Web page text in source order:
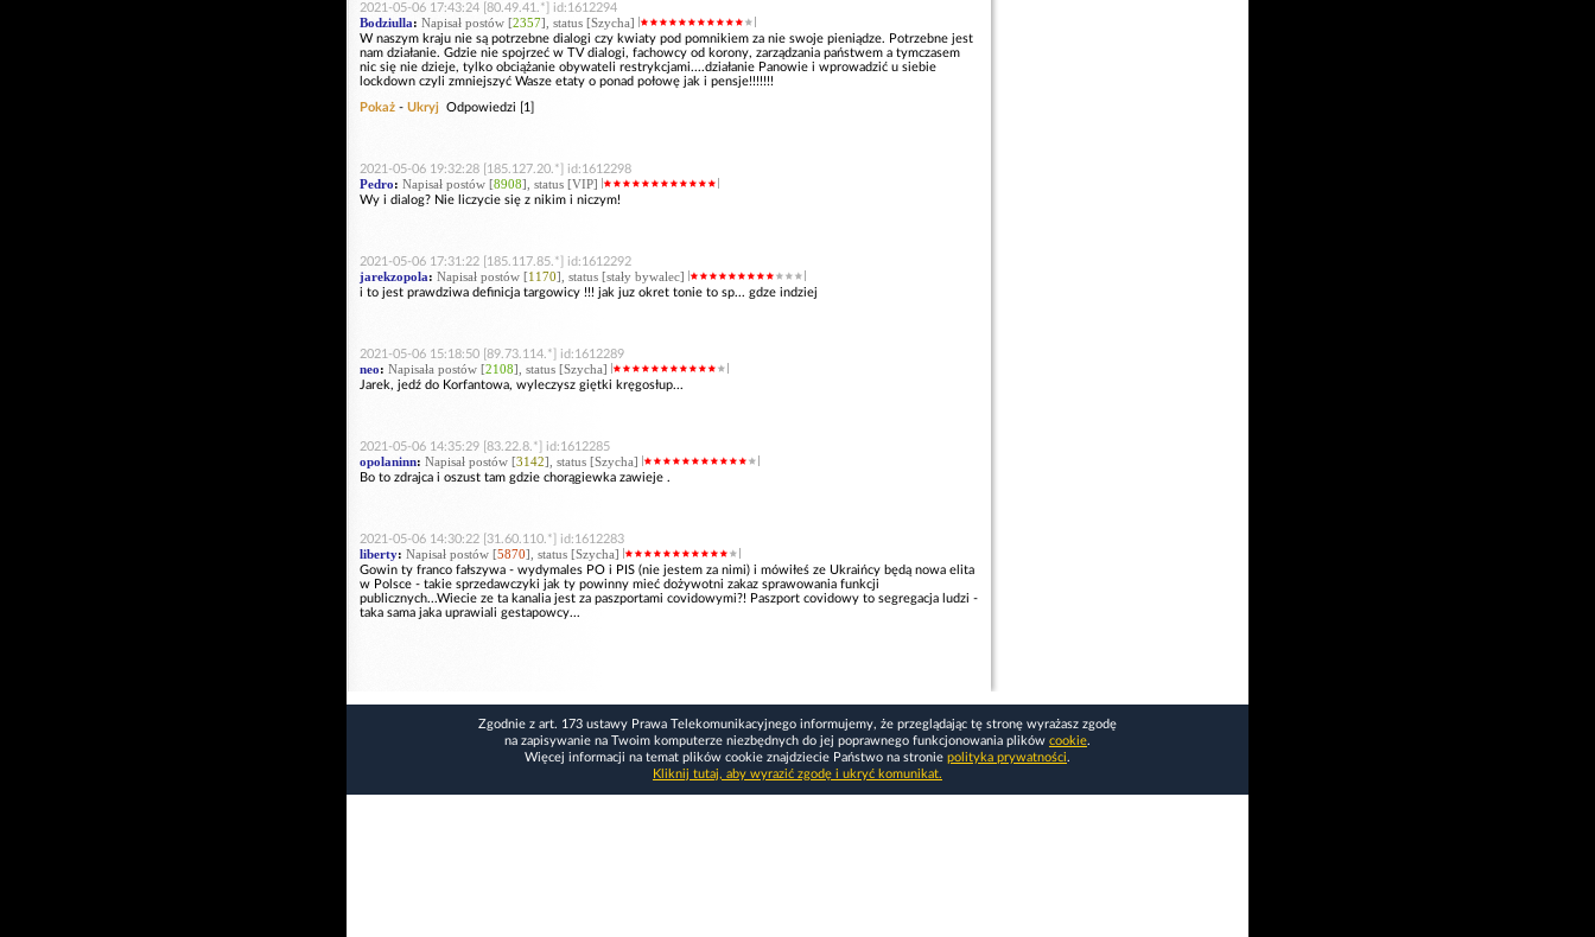
2021-05-06 17:43:24 [80.49.41.*] id:1612294
Bodziulla: Napisał postów [2357], status [Szycha]
W naszym kraju nie są potrzebne dialogi czy kwiaty pod pomnikiem za nie swoje pieniądze. Potrzebne jest
nam działanie. Gdzie nie spojrzeć w TV dialogi, fachowcy od korony, zarządzania państwem a tymczasem
nic się nie dzieje, tylko obciążanie obywateli restrykcjami....działanie Panowie i wprowadzić u siebie
lockdown czyli zmniejszyć Wasze etaty o ponad połowę jak i pensje!!!!!!!
Pokaż - Ukryj Odpowiedzi [1]
2021-05-06 19:32:28 [185.127.20.*] id:1612298
Pedro: Napisał postów [8908], status [VIP]
Wy i dialog? Nie liczycie się z nikim i niczym!
2021-05-06 17:31:22 [185.117.85.*] id:1612292
jarekzopola: Napisał postów [1170], status [stały bywalec]
i to jest prawdziwa definicja targowicy !!! jak juz okret tonie to sp... gdze indziej
2021-05-06 15:18:50 [89.73.114.*] id:1612289
neo: Napisała postów [2108], status [Szycha]
Jarek, jedź do Korfantowa, wyleczysz giętki kręgosłup...
2021-05-06 14:35:29 [83.22.8.*] id:1612285
opolaninn: Napisał postów [3142], status [Szycha]
Bo to zdrajca i oszust tam gdzie chorągiewka zawieje .
2021-05-06 14:30:22 [31.60.110.*] id:1612283
liberty: Napisał postów [5870], status [Szycha]
Gowin ty franco fałszywa - wydymales PO i PIS (nie jestem za nimi) i mówiłeś ze Ukraińcy będą nowa elita
w Polsce - takie sprzedawczyki jak ty powinny mieć dożywotni zakaz sprawowania funkcji
publicznych...Wiecie ze ta kanalia jest za paszportami covidowymi?! Paszport covidowy to segregacja ludzi -
taka sama jaka uprawiali gestapowcy...
Zgodnie z art. 173 ustawy Prawa Telekomunikacyjnego informujemy, że przeglądając tę stronę wyrażasz zgodę
na zapisywanie na Twoim komputerze niezbędnych do jej poprawnego funkcjonowania plików cookie.
Więcej informacji na temat plików cookie znajdziecie Państwo na stronie polityka prywatności.
Kliknij tutaj, aby wyrazić zgodę i ukryć komunikat.